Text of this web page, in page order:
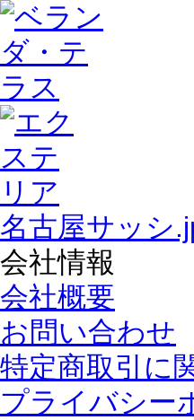
名古屋サッシ
会社情報
会社概要
お問い合わせ
特定商取引に
プライバシー